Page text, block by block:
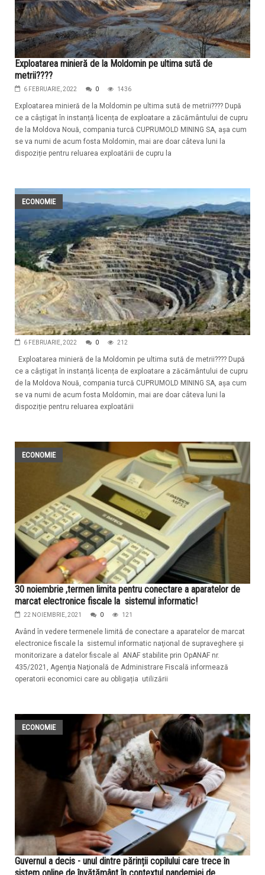
Exploatarea minieră de la Moldomin pe ultima sută de
metrii????
6 FEBRUARIE, 2022 0 1436
Exploatarea minieră de la Moldomin pe ultima sută de metrii???? După
ce a câștigat în instanță licența de exploatare a zăcământului de cupru
de la Moldova Nouă, compania turcă CUPRUMOLD MINING SA, așa cum
se va numi de acum fosta Moldomin, mai are doar câteva luni la
dispoziție pentru reluarea exploatării de cupru la
ECONOMIE
6 FEBRUARIE, 2022 0 212
Exploatarea minieră de la Moldomin pe ultima sută de metrii???? După
ce a câștigat în instanță licența de exploatare a zăcământului de cupru
de la Moldova Nouă, compania turcă CUPRUMOLD MINING SA, așa cum
se va numi de acum fosta Moldomin, mai are doar câteva luni la
dispoziție pentru reluarea exploatării
ECONOMIE
30 noiembrie ,termen limita pentru conectare a aparatelor de
marcat electronice fiscale la sistemul informatic!
22 NOIEMBRIE, 2021 0 121
Având în vedere termenele limită de conectare a aparatelor de marcat
electronice fiscale la sistemul informatic naţional de supraveghere şi
monitorizare a datelor fiscale al ANAF stabilite prin OpANAF nr.
435/2021, Agenţia Naţională de Administrare Fiscală informează
operatorii economici care au obligația utilizării
ECONOMIE
Guvernul a decis - unul dintre părinții copilului care trece în